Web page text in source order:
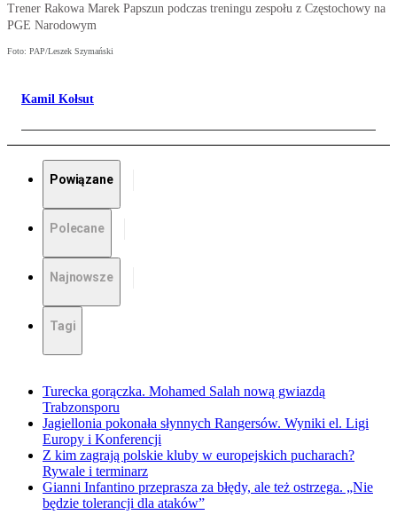
Trener Rakowa Marek Papszun podczas treningu zespołu z Częstochowy na
PGE Narodowym
Foto: PAP/Leszek Szymański
Kamil Kołsut
Powiązane
Polecane
Najnowsze
Tagi
Turecka gorączka. Mohamed Salah nową gwiazdą
Trabzonsporu
Jagiellonia pokonała słynnych Rangersów. Wyniki el. Ligi
Europy i Konferencji
Z kim zagrają polskie kluby w europejskich pucharach?
Rywale i terminarz
Gianni Infantino przeprasza za błędy, ale też ostrzega. „Nie
będzie tolerancji dla ataków”